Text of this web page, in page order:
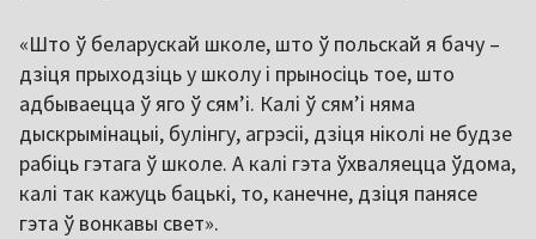
«Што ў беларускай школе, што ў польскай я бачу –
дзіця прыходзіць у школу і прыносіць тое, што
адбываецца ў яго ў сям’і. Калі ў сям’і няма
дыскрымінацыі, булінгу, агрэсіі, дзіця ніколі не будзе
рабіць гэтага ў школе. А калі гэта ўхваляецца ўдома,
калі так кажуць бацькі, то, канечне, дзіця панясе
гэта ў вонкавы свет».